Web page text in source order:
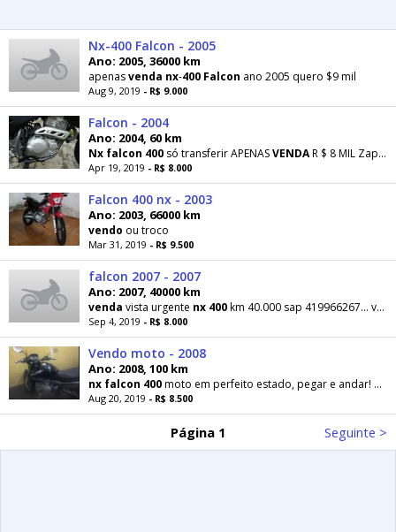
Nx-400 Falcon - 2005
Ano: 2005, 36000 km
apenasvenda nx-400 Falcon ano 2005 quero $9 mil
Aug 9, 2019 - R$ 9.000
Falcon - 2004
Ano: 2004, 60 km
Nx falcon 400 só transferir APENASVENDAR $ 8 MIL Zap 984603708... ver número
Apr 19, 2019 - R$ 8.000
Falcon 400 nx - 2003
Ano: 2003, 66000 km
vendo ou troco
Mar 31, 2019 - R$ 9.500
falcon 2007 - 2007
Ano: 2007, 40000 km
venda vista urgente nx 400km 40.000 sap 419966267... ver número15
Sep 4, 2019 - R$ 8.000
Vendo moto - 2008
Ano: 2008, 100 km
nx falcon 400moto em perfeito estado, pegar e andar! preço pra sair logo!!!
Aug 20, 2019 - R$ 8.500
Página 1 Seguinte >